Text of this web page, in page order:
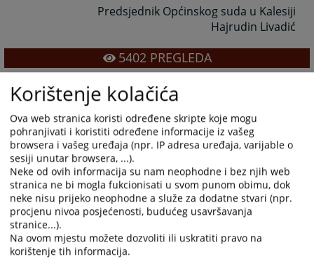
Predsjednik Općinskog suda u Kalesiji
Hajrudin Livadić
5402PREGLEDA
Korištenje kolačića
Ova web stranica koristi određene skripte koje mogu
pohranjivati i koristiti određene informacije iz vašeg
browsera i vašeg uređaja (npr. IP adresa uređaja, varijable o
sesiji unutar browsera, ...).
Neke od ovih informacija su nam neophodne i bez njih web
stranica ne bi mogla fukcionisati u svom punom obimu, dok
neke nisu prijeko neophodne a služe za dodatne stvari (npr.
procjenu nivoa posjećenosti, budućeg usavršavanja
stranice...).
Na ovom mjestu možete dozvoliti ili uskratiti pravo na
korištenje tih informacija.